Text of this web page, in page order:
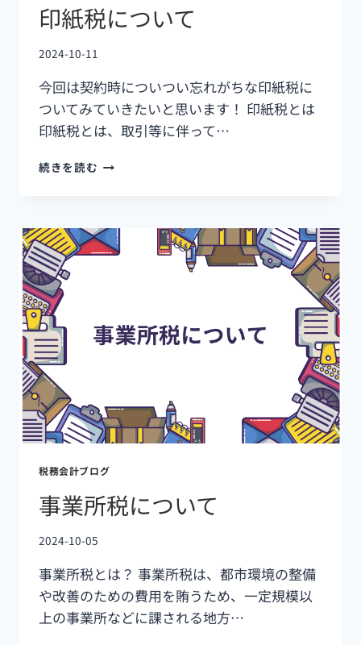
印紙税について
2024-10-11
今回は契約時についつい忘れがちな印紙税に
ついてみていきたいと思います！ 印紙税とは
印紙税とは、取引等に伴って…
続きを読む
税務会計ブログ
事業所税について
2024-10-05
事業所税とは？ 事業所税は、都市環境の整備
や改善のための費用を賄うため、一定規模以
上の事業所などに課される地方…